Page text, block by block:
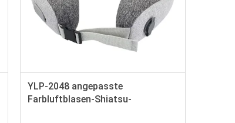
YLP-2048 angepasste
Farbluftblasen-Shiatsu-